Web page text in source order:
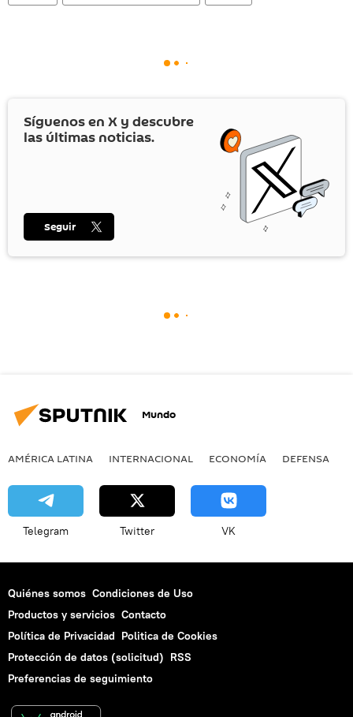
Síguenos en X y descubre
las últimas noticias.
Seguir
Mundo
AMÉRICA LATINA INTERNACIONAL ECONOMÍA DEFENSA
Telegram Twitter VK
Quiénes somos Condiciones de Uso
Productos y servicios Contacto
Política de Privacidad Politica de Cookies
Protección de datos (solicitud) RSS
Preferencias de seguimiento